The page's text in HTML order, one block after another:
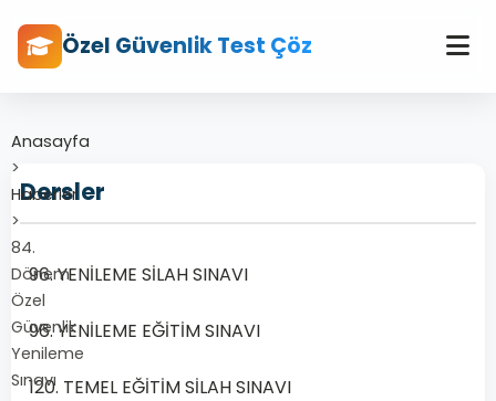
Özel Güvenlik Test Çöz
Anasayfa
>
Haberler
>
84.
Dönem
Özel
Güvenlik
Yenileme
Sınavı
Dersler
96. YENİLEME SİLAH SINAVI
96. YENİLEME EĞİTİM SINAVI
120. TEMEL EĞİTİM SİLAH SINAVI